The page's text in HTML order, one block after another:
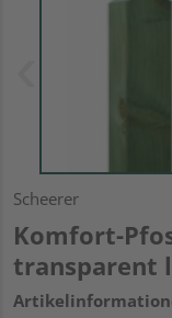
Scheerer
Komfort-
transparent